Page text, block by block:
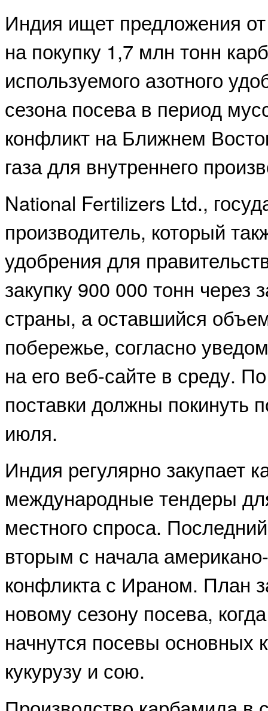
Индия ищет предложения
на покупку 1,7 млн тонн
используемого азотного
сезона посева в период
конфликт на Ближнем
газа для внутреннего
National Fertilizers Ltd.,
производитель, который
удобрения для
закупку 900 000 тонн через
страны, а оставшийся
побережье, согласно
на его веб-сайте в среду.
поставки должны покинуть
июля.
Индия регулярно закупает
международные тендеры
местного спроса.
вторым с начала
конфликта с Ираном. План
новому сезону посева,
начнутся посевы основных
кукурузу и сою.